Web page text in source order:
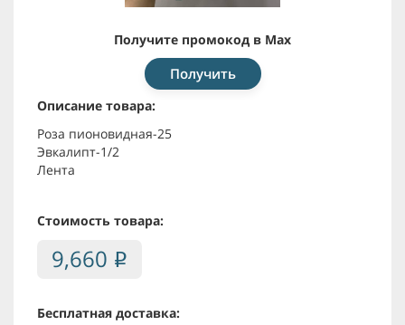
Получите промокод в Max
Получить
Описание товара:
Роза пионовидная-25
Эвкалипт-1/2
Лента
Стоимость товара:
9,660 i
Бесплатная доставка: